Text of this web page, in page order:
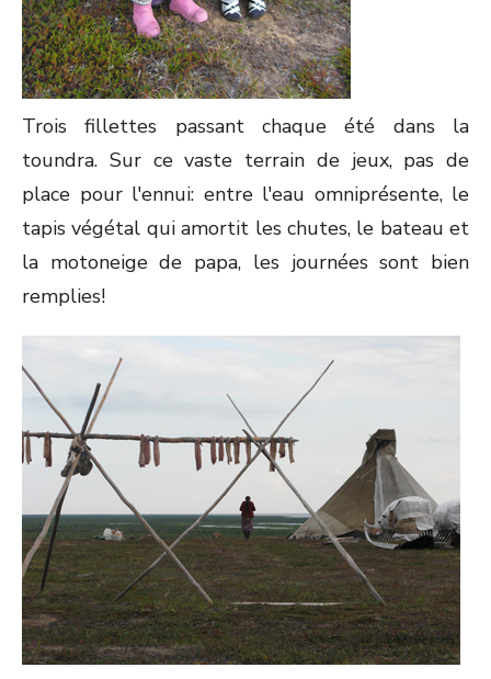
Trois fillettes passant chaque été dans la
toundra. Sur ce vaste terrain de jeux, pas de
place pour l'ennui: entre l'eau omniprésente, le
tapis végétal qui amortit les chutes, le bateau et
la motoneige de papa, les journées sont bien
remplies!